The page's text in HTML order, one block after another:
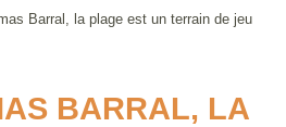
Barral, la plage est un terrain de jeu
BARRAL, LA